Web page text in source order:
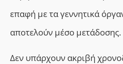
επαφή με τα γεννητικά
αποτελούν μέσο μετάδοσης.
Δεν υπάρχουν ακριβή